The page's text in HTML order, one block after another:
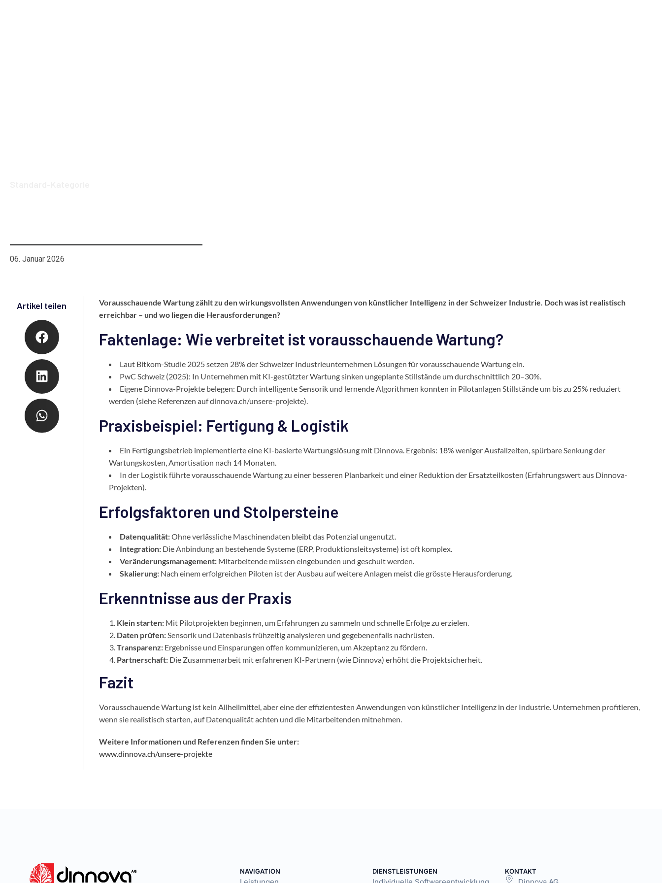
06. Januar 2026
Artikel teilen
Vorausschauende Wartung zählt zu den wirkungsvollsten Anwendungen von künstlicher Intelligenz in der Schweizer Industrie. Doch was ist realistisch
erreichbar – und wo liegen die Herausforderungen?
Faktenlage: Wie verbreitet ist vorausschauende Wartung?
Laut Bitkom-Studie 2025 setzen 28% der Schweizer Industrieunternehmen Lösungen für vorausschauende Wartung ein.
PwC Schweiz (2025): In Unternehmen mit KI-gestützter Wartung sinken ungeplante Stillstände um durchschnittlich 20–30%.
Eigene Dinnova-Projekte belegen: Durch intelligente Sensorik und lernende Algorithmen konnten in Pilotanlagen Stillstände um bis zu 25% reduziert
werden (siehe Referenzen auf dinnova.ch/unsere-projekte).
Praxisbeispiel: Fertigung & Logistik
Ein Fertigungsbetrieb implementierte eine KI-basierte Wartungslösung mit Dinnova. Ergebnis: 18% weniger Ausfallzeiten, spürbare Senkung der
Wartungskosten, Amortisation nach 14 Monaten.
In der Logistik führte vorausschauende Wartung zu einer besseren Planbarkeit und einer Reduktion der Ersatzteilkosten (Erfahrungswert aus Dinnova-
Projekten).
Erfolgsfaktoren und Stolpersteine
Datenqualität:Ohne verlässliche Maschinendaten bleibt das Potenzial ungenutzt.
Integration:Die Anbindung an bestehende Systeme (ERP, Produktionsleitsysteme) ist oft komplex.
Veränderungsmanagement:Mitarbeitende müssen eingebunden und geschult werden.
Skalierung:Nach einem erfolgreichen Piloten ist der Ausbau auf weitere Anlagen meist die grösste Herausforderung.
Erkenntnisse aus der Praxis
Klein starten:Mit Pilotprojekten beginnen, um Erfahrungen zu sammeln und schnelle Erfolge zu erzielen.
Daten prüfen:Sensorik und Datenbasis frühzeitig analysieren und gegebenenfalls nachrüsten.
Transparenz:Ergebnisse und Einsparungen offen kommunizieren, um Akzeptanz zu fördern.
Partnerschaft:Die Zusammenarbeit mit erfahrenen KI-Partnern (wie Dinnova) erhöht die Projektsicherheit.
Fazit
Vorausschauende Wartung ist kein Allheilmittel, aber eine der effizientesten Anwendungen von künstlicher Intelligenz in der Industrie. Unternehmen profitieren,
wenn sie realistisch starten, auf Datenqualität achten und die Mitarbeitenden mitnehmen.
Weitere Informationen und Referenzen finden Sie unter:
www.dinnova.ch/unsere-projekte
NAVIGATION DIENSTLEISTUNGEN KONTAKT